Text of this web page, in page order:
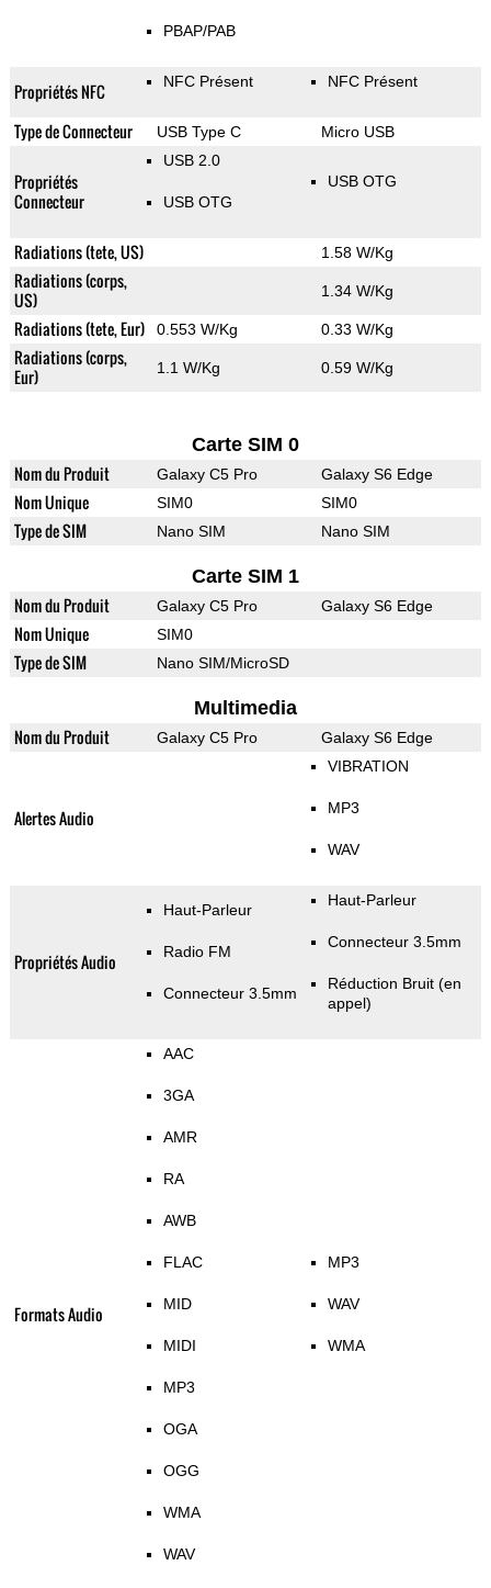
PBAP/PAB
Propriétés NFC NFC Présent NFC Présent
Type de Connecteur USB Type C Micro USB
Propriétés
Connecteur
USB 2.0
USB OTG
USB OTG
Radiations (tete, US) 1.58 W/Kg
Radiations (corps,
US)
1.34 W/Kg
Radiations (tete, Eur) 0.553 W/Kg 0.33 W/Kg
Radiations (corps,
Eur)
1.1 W/Kg 0.59 W/Kg
Carte SIM 0
Nom du Produit Galaxy C5 Pro Galaxy S6 Edge
Nom Unique SIM0 SIM0
Type de SIM Nano SIM Nano SIM
Carte SIM 1
Nom du Produit Galaxy C5 Pro Galaxy S6 Edge
Nom Unique SIM0
Type de SIM Nano SIM/MicroSD
Multimedia
Nom du Produit Galaxy C5 Pro Galaxy S6 Edge
Alertes Audio
VIBRATION
MP3
WAV
Propriétés Audio
Haut-Parleur
Radio FM
Connecteur 3.5mm
Haut-Parleur
Connecteur 3.5mm
Réduction Bruit (en
appel)
Formats Audio
AAC
3GA
AMR
RA
AWB
FLAC
MID
MIDI
MP3
OGA
OGG
WMA
WAV
MP3
WAV
WMA